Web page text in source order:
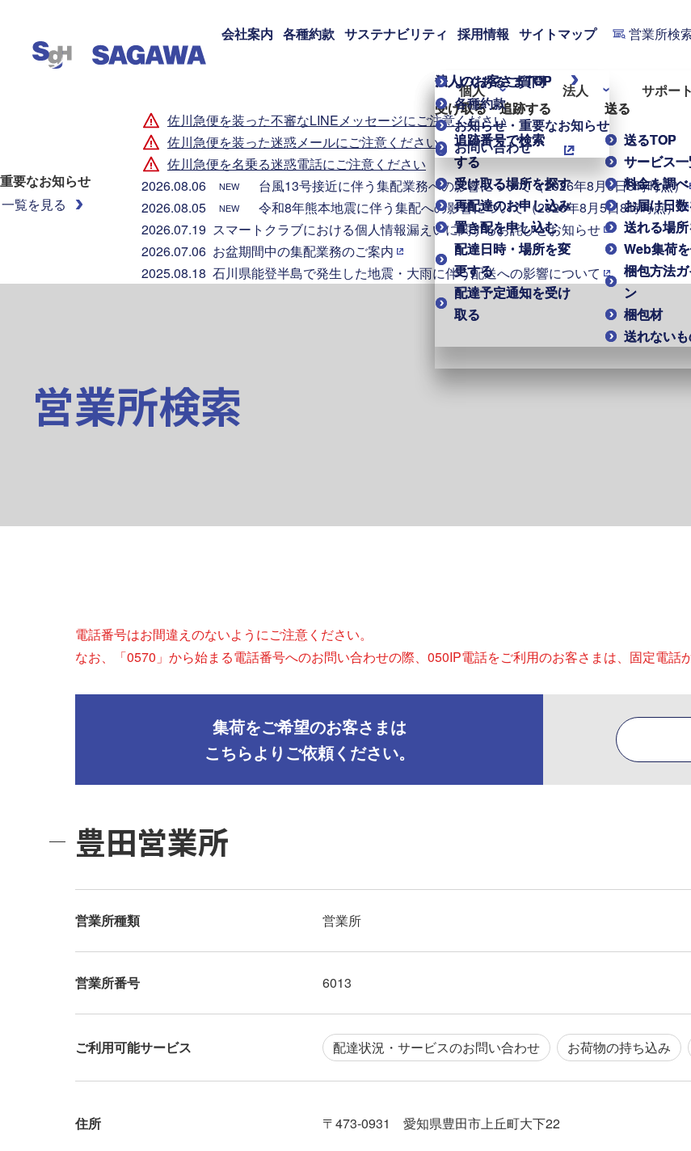
会社案内 各種約款 サステナビリティ 採用情報 サイトマップ 営業所検
個人
個人のお客さまTOP
受け取る・追跡する
追跡番号で検索
する
受け取る場所を探す
再配達のお申し込み
置き配を申し込む
配達日時・場所を変
更する
配達予定通知を受け
取る
送る
送るTOP
サービス
料金を調
お届け日
送れる場
Web集荷
梱包方法
ン
梱包材
送れない
法人
法人のお客さまTOP
受け取る・追跡する
追跡番号で検索
する
受け取る場所を探す
再配達のお申し込み
置き配を申し込む
配達日時・場所を変
更する
配達予定通知を受け
取る
送る
送るTOP
サービス
料金を調
お届け日
送れる場
Web集荷
梱包方法
ン
梱包材
送れない
サポー
よくあるご質問
各種約款
お知らせ・重要なお知らせ
お問い合わせ
重要なお知らせ
一覧を見る
佐川急便を装った不審なLINEメッセージにご注意ください
佐川急便を装った迷惑メールにご注意ください
佐川急便を名乗る迷惑電話にご注意ください
2026.08.06
NEW
台風13号接近に伴う集配業務への影響について（2026年8月6日8時時点）
2026.08.05
NEW
令和8年熊本地震に伴う集配への影響について（2026年8月5日8時時点）
2026.07.19 スマートクラブにおける個人情報漏えいに関するお詫びとお知らせ
2026.07.06 お盆期間中の集配業務のご案内
2025.08.18 石川県能登半島で発生した地震・大雨に伴う配送への影響について
営業所検索
電話番号はお間違えのないようにご注意ください。
なお、「0570」から始まる電話番号へのお問い合わせの際、050IP電話をご利用のお客さまは、固定電話
集荷をご希望のお客さまは
こちらよりご依頼ください。
豊田営業所
営業所種類 営業所
営業所番号 6013
ご利用可能サービス 配達状況・サービスのお問い合わせ お荷物の持ち込み
住所 〒473-0931 愛知県豊田市上丘町大下22